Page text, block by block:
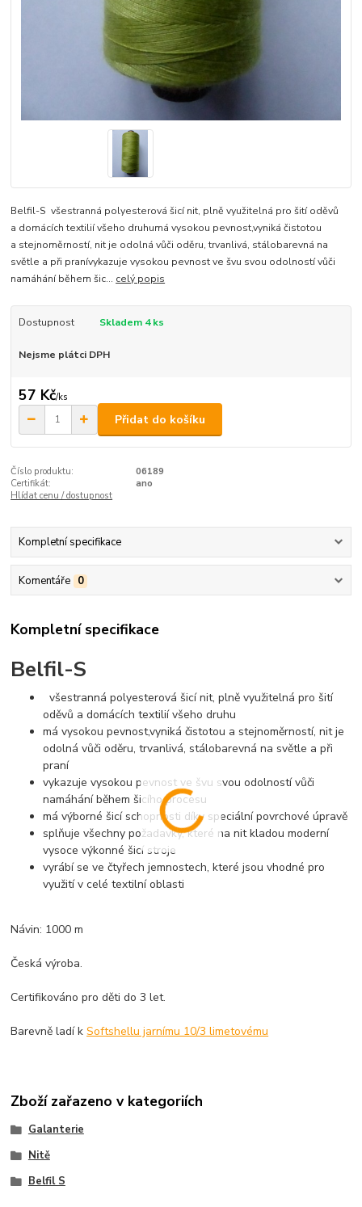
Belfil-S všestranná polyesterová šicí nit, plně využitelná pro šití oděvů
a domácích textilií všeho druhumá vysokou pevnost,vyniká čistotou
a stejnoměrností, nit je odolná vůči oděru, trvanlivá, stálobarevná na
světle a při pranívykazuje vysokou pevnost ve švu svou odolností vůči
namáhání během šic... celý popis
Dostupnost Skladem 4 ks
Nejsme plátci DPH
57 Kč/ks
Přidat do košíku
Číslo produktu:
06189
Certifikát:
ano
Hlídat cenu / dostupnost
Kompletní specifikace
Komentáře 0
Kompletní specifikace
Belfil-S
všestranná polyesterová šicí nit, plně využitelná pro šití
oděvů a domácích textilií všeho druhu
má vysokou pevnost,vyniká čistotou a stejnoměrností, nit je
odolná vůči oděru, trvanlivá, stálobarevná na světle a při
praní
vykazuje vysokou pevnost ve švu svou odolností vůči
namáhání během šicího procesu
má výborné šicí schopnosti díky speciální povrchové úpravě
splňuje všechny požadavky, které na nit kladou moderní
vysoce výkonné šicí stroje
vyrábí se ve čtyřech jemnostech, které jsou vhodné pro
využití v celé textilní oblasti
Návin: 1000 m
Česká výroba.
Certifikováno pro děti do 3 let.
Barevně ladí kSoftshellu jarnímu 10/3 limetovému
Zboží zařazeno v kategoriích
Galanterie
Nitě
Belfil S